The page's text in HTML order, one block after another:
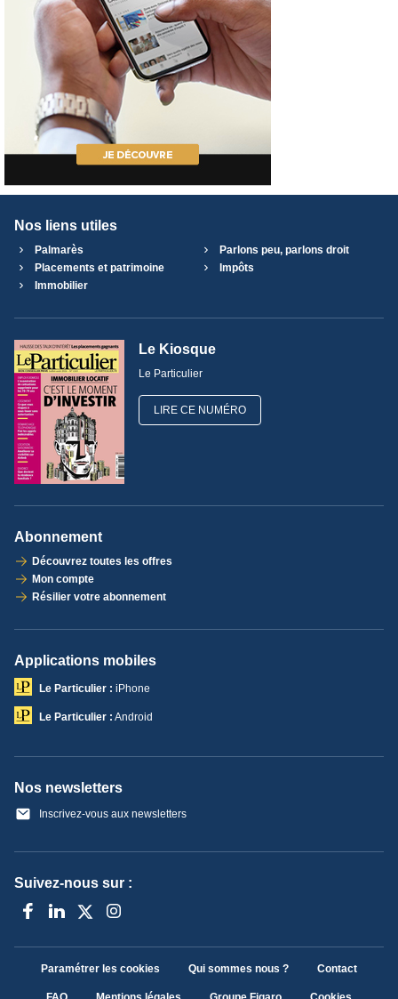
Nos liens utiles
Palmarès
Parlons peu, parlons droit
Placements et patrimoine
Impôts
Immobilier
Le Kiosque
Le Particulier
LIRE CE NUMÉRO
Abonnement
Découvrez toutes les offres
Mon compte
Résilier votre abonnement
Applications mobiles
Le Particulier : iPhone
Le Particulier : Android
Nos newsletters
Inscrivez-vous aux newsletters
Suivez-nous sur :
Paramétrer les cookies Qui sommes nous ? Contact